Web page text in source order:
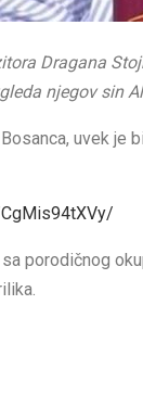
Dragana
njegov sin
uvek je
porodičnog